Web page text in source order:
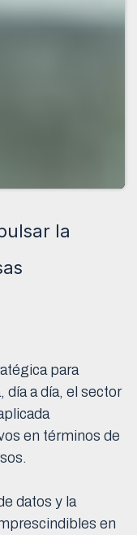
la
para
día a día, el sector
en términos de
datos y la
en